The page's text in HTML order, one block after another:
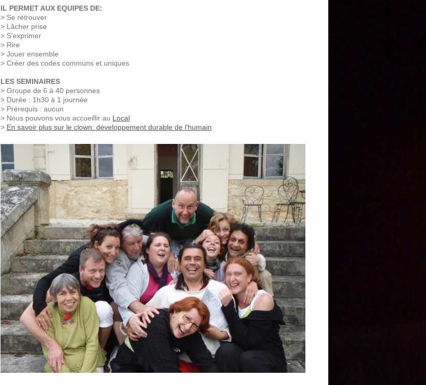
IL PERMET AUX EQUIPES DE:
> Se retrouver
> Lâcher prise
> S'exprimer
> Rire
> Jouer ensemble
> Créer des codes communs et uniques
LES SEMINAIRES
> Groupe de 6 à 40 personnes
> Durée : 1h30 à 1 journée
> Prérequis : aucun
> Nous pouvons vous accueillir au Local
> En savoir plus sur le clown: développement durable de l'humain